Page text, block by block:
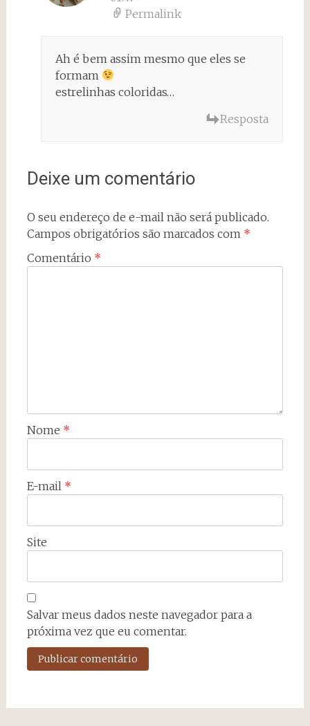
Permalink
Ah é bem assim mesmo que eles se
formam
estrelinhas coloridas…
Resposta
Deixe um comentário
O seu endereço de e-mail não será publicado.
Campos obrigatórios são marcados com *
Comentário *
Nome *
E-mail *
Site
Salvar meus dados neste navegador para a
próxima vez que eu comentar.